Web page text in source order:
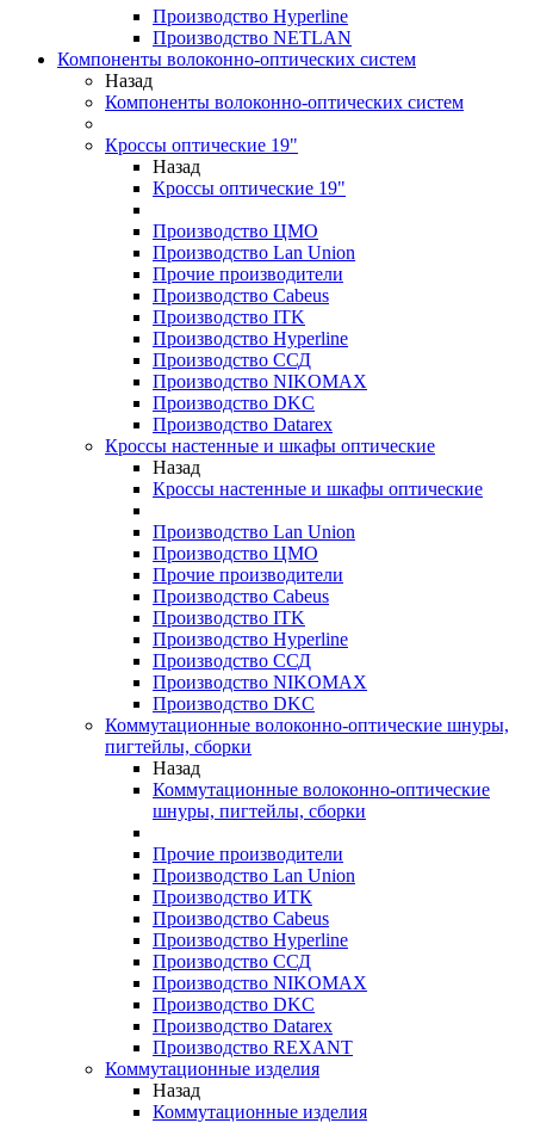
Производство Hyperline
Производство NETLAN
Компоненты волоконно-оптических систем
Назад
Компоненты волоконно-оптических систем
Кроссы оптические 19"
Назад
Кроссы оптические 19"
Производство ЦМО
Производство Lan Union
Прочие производители
Производство Cabeus
Производство ITK
Производство Hyperline
Производство ССД
Производство NIKOMAX
Производство DKC
Производство Datarex
Кроссы настенные и шкафы оптические
Назад
Кроссы настенные и шкафы оптические
Производство Lan Union
Производство ЦМО
Прочие производители
Производство Cabeus
Производство ITK
Производство Hyperline
Производство ССД
Производство NIKOMAX
Производство DKC
Коммутационные волоконно-оптические шнуры,
пигтейлы, сборки
Назад
Коммутационные волоконно-оптические
шнуры, пигтейлы, сборки
Прочие производители
Производство Lan Union
Производство ИТК
Производство Cabeus
Производство Hyperline
Производство ССД
Производство NIKOMAX
Производство DKC
Производство Datarex
Производство REXANT
Коммутационные изделия
Назад
Коммутационные изделия